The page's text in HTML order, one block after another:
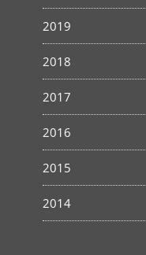
2019
2018
2017
2016
2015
2014